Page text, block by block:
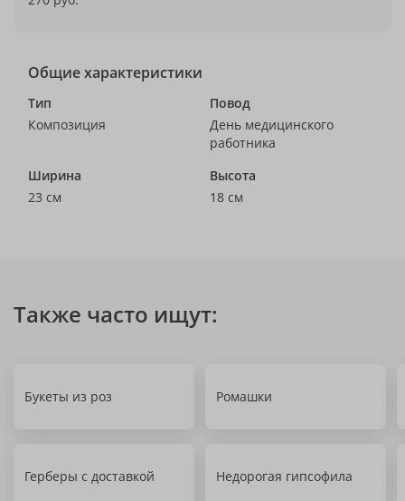
Общие характеристики
Тип
Композиция
Повод
День медицинского
работника
Ширина
23 см
Высота
18 см
Также часто ищут:
Букеты из роз Ромашки
Герберы с доставкой Недорогая гипсофила